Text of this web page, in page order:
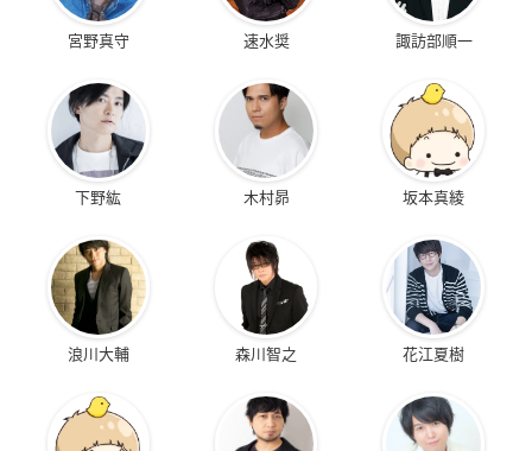
宮野真守 速水奨 諏訪部順一
下野紘 木村昴 坂本真綾
浪川大輔 森川智之 花江夏樹